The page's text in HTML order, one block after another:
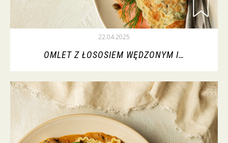
22.04.2025
OMLET Z ŁOSOSIEM WĘDZONYM I…